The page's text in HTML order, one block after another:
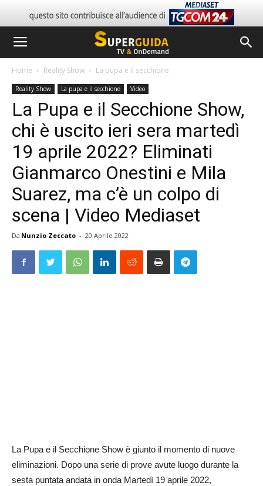
Home Reality Show La pupa e il secchione
Reality Show La pupa e il secchione Video
La Pupa e il Secchione Show,
chi è uscito ieri sera martedì
19 aprile 2022? Eliminati
Gianmarco Onestini e Mila
Suarez, ma c’è un colpo di
scena | Video Mediaset
Da Nunzio Zeccato - 20 Aprile 2022
La Pupa e il Secchione Show è giunto il momento di nuove
eliminazioni. Dopo una serie di prove avute luogo durante la
sesta puntata andata in onda Martedì 19 aprile 2022,